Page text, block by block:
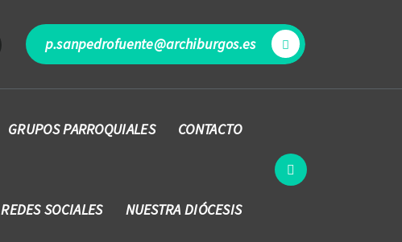
p.sanpedrofuente@archiburgos.es
GRUPOS PARROQUIALES CONTACTO
REDES SOCIALES NUESTRA DIÓCESIS